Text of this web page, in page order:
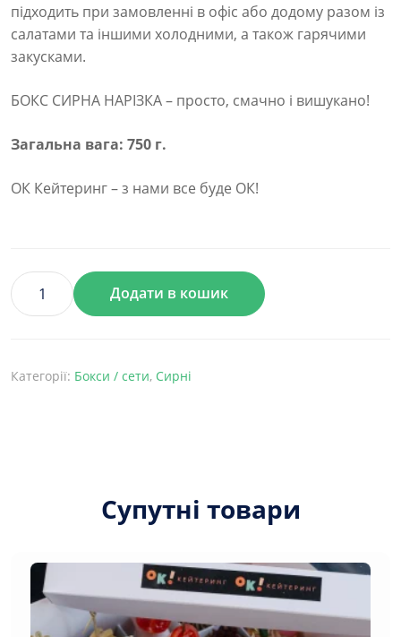
підходить при замовленні в офіс або додому разом із
салатами та іншими холодними, а також гарячими
закусками.
БОКС СИРНА НАРІЗКА – просто, смачно і вишукано!
Загальна вага: 750 г.
ОК Кейтеринг – з нами все буде ОК!
БОКС
кількість
Додати в кошик
Категорії: Бокси / сети, Сирні
Супутні товари